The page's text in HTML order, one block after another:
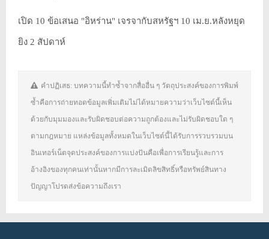
เปิด 10 ข้อเสนอ "อิหร่าน" เจรจากับสหรัฐฯ 10 เม.ย.หลังหยุด
ยิง 2 สัปดาห์
คำปฏิเสธ: บทความนี้ทำซ้ำจากสื่ออื่น ๆ วัตถุประสงค์ของการพิมพ์
ซ้ำคือการถ่ายทอดข้อมูลเพิ่มเติมไม่ได้หมายความว่าเว็บไซต์นี้เห็น
ด้วยกับมุมมองและรับผิดชอบต่อความถูกต้องและไม่รับผิดชอบใด ๆ
ตามกฎหมาย แหล่งข้อมูลทั้งหมดในเว็บไซต์นี้ได้รับการรวบรวมบน
อินเทอร์เน็ตจุดประสงค์ของการแบ่งปันคือเพื่อการเรียนรู้และการ
อ้างอิงของทุกคนเท่านั้นหากมีการละเมิดลิขสิทธิ์หรือทรัพย์สินทาง
ปัญญาโปรดส่งข้อความถึงเรา